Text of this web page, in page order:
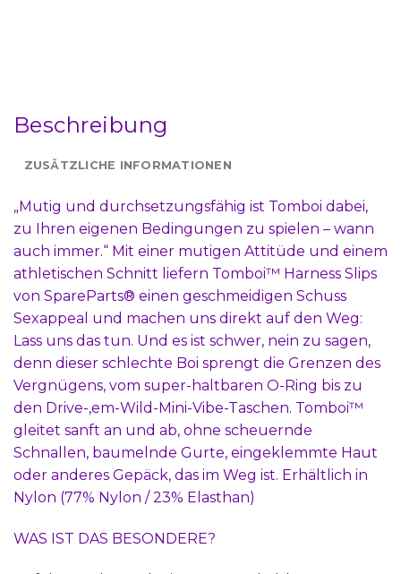
Beschreibung
ZUSÄTZLICHE INFORMATIONEN
„Mutig und durchsetzungsfähig ist Tomboi dabei,
zu Ihren eigenen Bedingungen zu spielen – wann
auch immer.“ Mit einer mutigen Attitüde und einem
athletischen Schnitt liefern Tomboi™ Harness Slips
von SpareParts® einen geschmeidigen Schuss
Sexappeal und machen uns direkt auf den Weg:
Lass uns das tun. Und es ist schwer, nein zu sagen,
denn dieser schlechte Boi sprengt die Grenzen des
Vergnügens, vom super-haltbaren O-Ring bis zu
den Drive-‚em-Wild-Mini-Vibe-Taschen. Tomboi™
gleitet sanft an und ab, ohne scheuernde
Schnallen, baumelnde Gurte, eingeklemmte Haut
oder anderes Gepäck, das im Weg ist. Erhältlich in
Nylon (77% Nylon / 23% Elasthan)
WAS IST DAS BESONDERE?